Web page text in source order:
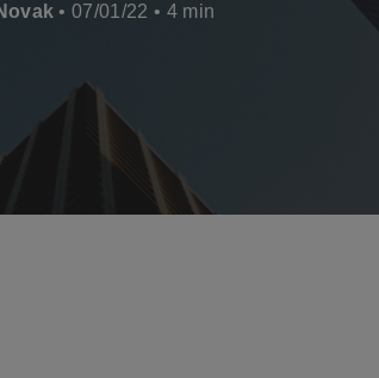
• 07/01/22 •